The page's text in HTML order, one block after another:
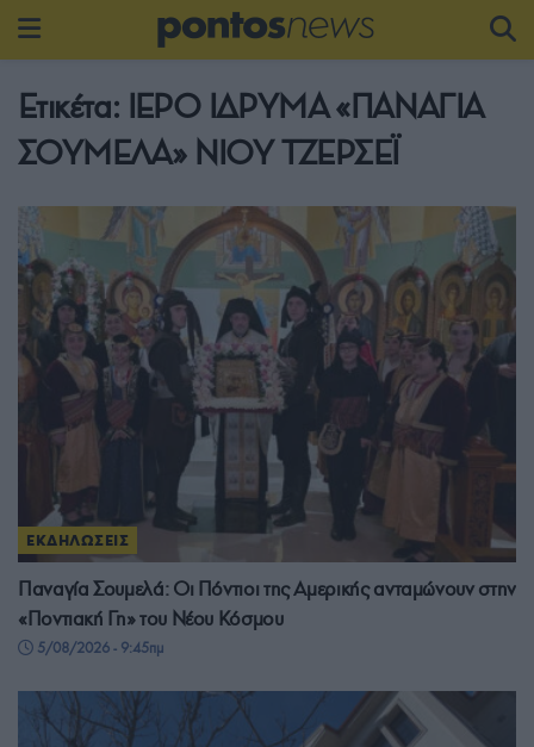
Ετικέτα: ΙΕΡΟ ΙΔΡΥΜΑ «ΠΑΝΑΓΙΑ
ΣΟΥΜΕΛΑ» ΝΙΟΥ ΤΖΕΡΣΕΪ
ΕΚΔΗΛΩΣΕΙΣ
Παναγία Σουμελά: Οι Πόντιοι της Αμερικής ανταμώνουν στην
«Ποντιακή Γη» του Νέου Κόσμου
5/08/2026 - 9:45πμ